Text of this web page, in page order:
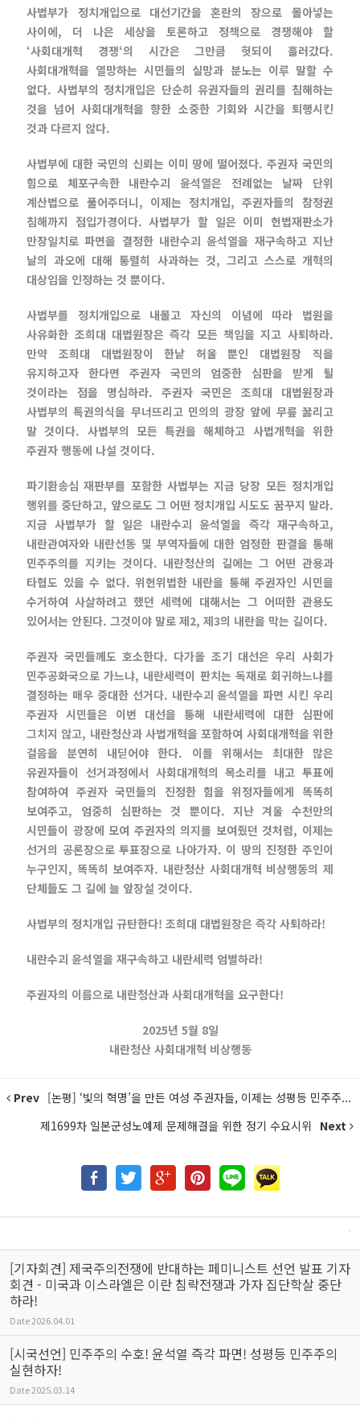
사법부가 정치개입으로 대선기간을 혼란의 장으로 몰아넣는
사이에, 더 나은 세상을 토론하고 정책으로 경쟁해야 할
‘사회대개혁 경쟁‘의 시간은 그만큼 헛되이 흘러갔다.
사회대개혁을 열망하는 시민들의 실망과 분노는 이루 말할 수
없다. 사법부의 정치개입은 단순히 유권자들의 권리를 침해하는
것을 넘어 사회대개혁을 향한 소중한 기회와 시간을 퇴행시킨
것과 다르지 않다.
사법부에 대한 국민의 신뢰는 이미 땅에 떨어졌다. 주권자 국민의
힘으로 체포구속한 내란수괴 윤석열은 전례없는 날짜 단위
계산법으로 풀어주더니, 이제는 정치개입, 주권자들의 참정권
침해까지 점입가경이다. 사법부가 할 일은 이미 헌법재판소가
만장일치로 파면을 결정한 내란수괴 윤석열을 재구속하고 지난
날의 과오에 대해 통렬히 사과하는 것, 그리고 스스로 개혁의
대상임을 인정하는 것 뿐이다.
사법부를 정치개입으로 내몰고 자신의 이념에 따라 법원을
사유화한 조희대 대법원장은 즉각 모든 책임을 지고 사퇴하라.
만약 조희대 대법원장이 한낱 허울 뿐인 대법원장 직을
유지하고자 한다면 주권자 국민의 엄중한 심판을 받게 될
것이라는 점을 명심하라. 주권자 국민은 조희대 대법원장과
사법부의 특권의식을 무너뜨리고 민의의 광장 앞에 무릎 꿇리고
말 것이다. 사법부의 모든 특권을 해체하고 사법개혁을 위한
주권자 행동에 나설 것이다.
파기환송심 재판부를 포함한 사법부는 지금 당장 모든 정치개입
행위를 중단하고, 앞으로도 그 어떤 정치개입 시도도 꿈꾸지 말라.
지금 사법부가 할 일은 내란수괴 윤석열을 즉각 재구속하고,
내란관여자와 내란선동 및 부역자들에 대한 엄정한 판결을 통해
민주주의를 지키는 것이다. 내란청산의 길에는 그 어떤 관용과
타협도 있을 수 없다. 위헌위법한 내란을 통해 주권자인 시민을
수거하여 사살하려고 했던 세력에 대해서는 그 어떠한 관용도
있어서는 안된다. 그것이야 말로 제2, 제3의 내란을 막는 길이다.
주권자 국민들께도 호소한다. 다가올 조기 대선은 우리 사회가
민주공화국으로 가느냐, 내란세력이 판치는 독재로 회귀하느냐를
결정하는 매우 중대한 선거다. 내란수괴 윤석열을 파면 시킨 우리
주권자 시민들은 이번 대선을 통해 내란세력에 대한 심판에
그치지 않고, 내란청산과 사법개혁을 포함하여 사회대개혁을 위한
걸음을 분연히 내딛어야 한다. 이를 위해서는 최대한 많은
유권자들이 선거과정에서 사회대개혁의 목소리를 내고 투표에
참여하여 주권자 국민들의 진정한 힘을 위정자들에게 똑똑히
보여주고, 엄중히 심판하는 것 뿐이다. 지난 겨울 수천만의
시민들이 광장에 모여 주권자의 의지를 보여줬던 것처럼, 이제는
선거의 공론장으로 투표장으로 나아가자. 이 땅의 진정한 주인이
누구인지, 똑똑히 보여주자. 내란청산 사회대개혁 비상행동의 제
단체들도 그 길에 늘 앞장설 것이다.
사법부의 정치개입 규탄한다! 조희대 대법원장은 즉각 사퇴하라!
내란수괴 윤석열을 재구속하고 내란세력 엄벌하라!
주권자의 이름으로 내란청산과 사회대개혁을 요구한다!
2025년 5월 8일
내란청산 사회대개혁 비상행동
Prev [논평] ‘빛의 혁명’을 만든 여성 주권자들, 이제는 성평등 민주주...
제1699차 일본군성노예제 문제해결을 위한 정기 수요시위 Next
[기자회견] 제국주의전쟁에 반대하는 페미니스트 선언 발표 기자
회견 - 미국과 이스라엘은 이란 침략전쟁과 가자 집단학살 중단
하라!
Date2026.04.01
[시국선언] 민주주의 수호! 윤석열 즉각 파면! 성평등 민주주의
실현하자!
Date2025.03.14